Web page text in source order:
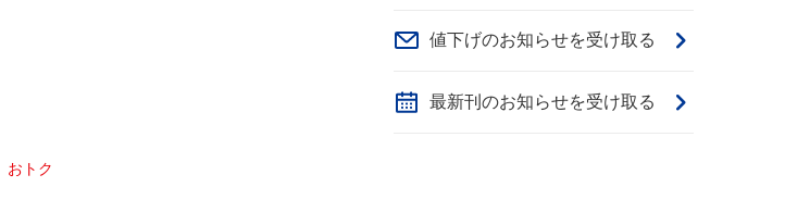
おトク
値下げのお知らせを受け取る
最新刊のお知らせを受け取る